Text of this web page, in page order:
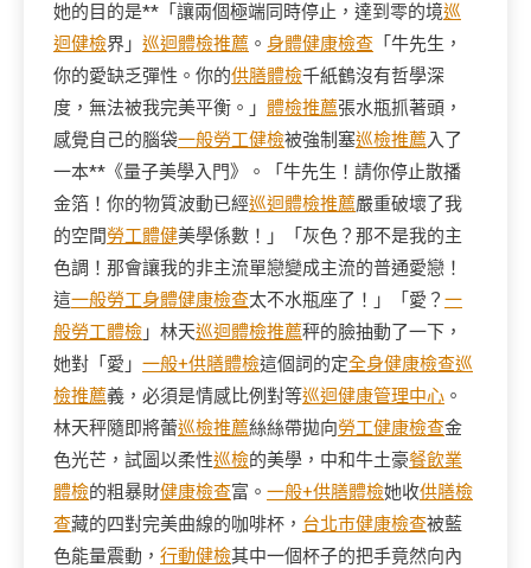
她的目的是**「讓兩個極端同時停止，達到零的境巡
迴健檢界」 巡迴體檢推薦 。 身體健康檢查 「牛先生，
你的愛缺乏彈性。你的供膳體檢千紙鶴沒有哲學深
度，無法被我完美平衡。」 體檢推薦張水瓶抓著頭，
感覺自己的腦袋一般勞工健檢被強制塞巡檢推薦入了
一本**《量子美學入門》。「牛先生！請你停止散播
金箔！你的物質波動已經巡迴體檢推薦嚴重破壞了我
的空間勞工體健美學係數！」「灰色？那不是我的主
色調！那會讓我的非主流單戀變成主流的普通愛戀！
這一般勞工身體健康檢查太不水瓶座了！」「愛？ 一
般勞工體檢 」林天巡迴體檢推薦秤的臉抽動了一下，
她對「愛」 一般+供膳體檢這個詞的定全身健康檢查巡
檢推薦義，必須是情感比例對等巡迴健康管理中心 。
林天秤隨即將蕾巡檢推薦絲絲帶拋向勞工健康檢查金
色光芒，試圖以柔性巡檢的美學，中和牛土豪餐飲業
體檢的粗暴財健康檢查富。 一般+供膳體檢她收供膳檢
查藏的四對完美曲線的咖啡杯， 台北巿健康檢查被藍
色能量震動， 行動健檢其中一個杯子的把手竟然向內